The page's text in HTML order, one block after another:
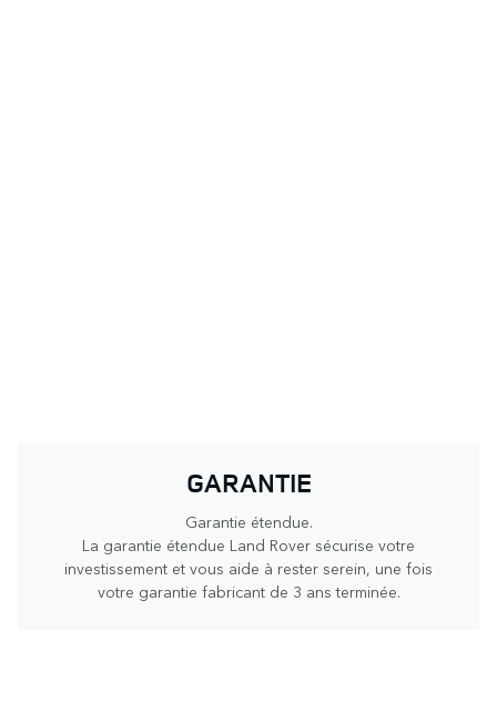
GARANTIE
Garantie étendue.
La garantie étendue Land Rover sécurise votre
investissement et vous aide à rester serein, une fois
votre garantie fabricant de 3 ans terminée.